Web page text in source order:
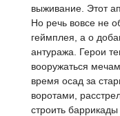
выживание. Этот
Но речь вовсе не
геймплея, а о
антуража. Герои
вооружаться
время осад за
воротами,
строить